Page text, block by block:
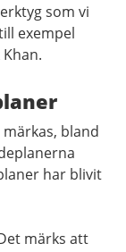
som vi
exempel
bland
har blivit
märks att